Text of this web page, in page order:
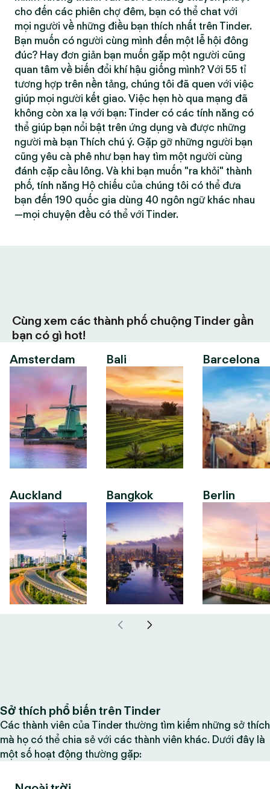
cho đến các phiên chợ đêm, bạn có thể chat với
mọi người về những điều bạn thích nhất trên Tinder.
Bạn muốn có người cùng mình đến một lễ hội đông
đúc? Hay đơn giản bạn muốn gặp một người cũng
quan tâm về biến đổi khí hậu giống mình? Với 55 tỉ
tương hợp trên nền tảng, chúng tôi đã quen với việc
giúp mọi người kết giao. Việc hẹn hò qua mạng đã
không còn xa lạ với bạn: Tinder có các tính năng có
thể giúp bạn nổi bật trên ứng dụng và được những
người mà bạn Thích chú ý. Gặp gỡ những người bạn
cũng yêu cà phê như bạn hay tìm một người cùng
đánh cặp cầu lông. Và khi bạn muốn "ra khỏi" thành
phố, tính năng Hộ chiếu của chúng tôi có thể đưa
bạn đến 190 quốc gia dùng 40 ngôn ngữ khác nhau
—mọi chuyện đều có thể với Tinder.
Cùng xem các thành phố chuộng Tinder gần
bạn có gì hot!
Amsterdam
Auckland
Bali
Bangkok
Barcelona
Berlin
Sở thích phổ biến trên Tinder
Các thành viên của Tinder thường tìm kiếm những sở thích
mà họ có thể chia sẻ với các thành viên khác. Dưới đây là
một số hoạt động thường gặp: